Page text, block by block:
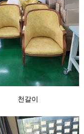
천갈이